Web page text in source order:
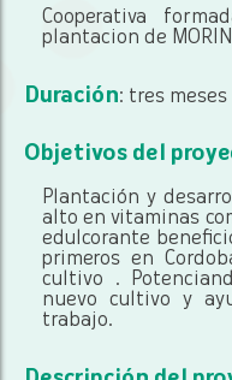
Cooperativa
plantacion de
Duración: tres meses
Objetivos del
Plantación y
alto en vitaminas
edulcorante
primeros en
cultivo .
nuevo cultivo y
trabajo.